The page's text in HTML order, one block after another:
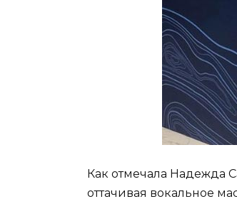
Как отмечала Надежда
оттачивая вокальное